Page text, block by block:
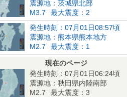
震源地：茨城県北部
M3.7
最大震度：2
発生時刻：07月01日08:57頃
震源地：熊本県熊本地方
M2.7
最大震度：1
現在のページ
発生時刻：07月01日06:24頃
震源地：秋田県内陸南部
M2.7
最大震度：3